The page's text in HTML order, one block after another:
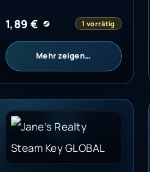
1,89€ 1 vorrätig
Mehr zeigen…
Jane's Realty Steam Key